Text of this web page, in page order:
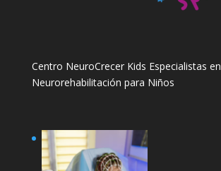
Centro NeuroCrecer Kids Especialistas en
Neurorehabilitación para Niños